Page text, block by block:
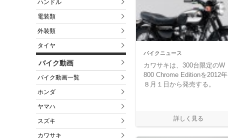
ハンドル
電装類
外装類
タイヤ
バイク動画
バイク動画一覧
ホンダ
ヤマハ
スズキ
カワサキ
バイクニュース
カワサキは、300台限定のW
800 Chrome Editionを2012年
８月１日から発売する。